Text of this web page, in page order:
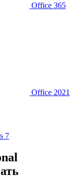
Office 365
Office 2021
7